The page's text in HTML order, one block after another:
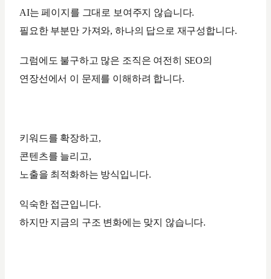
AI는 페이지를 그대로 보여주지 않습니다.
필요한 부분만 가져와, 하나의 답으로 재구성합니다.
그럼에도 불구하고 많은 조직은 여전히 SEO의
연장선에서 이 문제를 이해하려 합니다.
키워드를 확장하고,
콘텐츠를 늘리고,
노출을 최적화하는 방식입니다.
익숙한 접근입니다.
하지만 지금의 구조 변화에는 맞지 않습니다.